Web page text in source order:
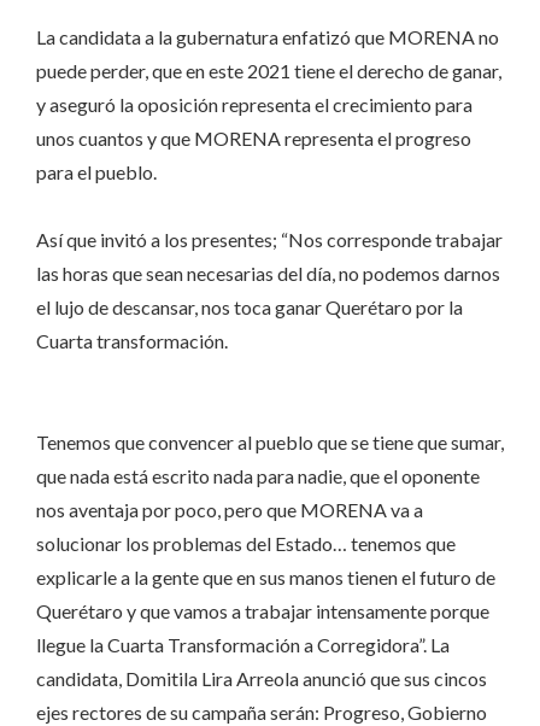
La candidata a la gubernatura enfatizó que MORENA no
puede perder, que en este 2021 tiene el derecho de ganar,
y aseguró la oposición representa el crecimiento para
unos cuantos y que MORENA representa el progreso
para el pueblo.
Así que invitó a los presentes; “Nos corresponde trabajar
las horas que sean necesarias del día, no podemos darnos
el lujo de descansar, nos toca ganar Querétaro por la
Cuarta transformación.
Tenemos que convencer al pueblo que se tiene que sumar,
que nada está escrito nada para nadie, que el oponente
nos aventaja por poco, pero que MORENA va a
solucionar los problemas del Estado… tenemos que
explicarle a la gente que en sus manos tienen el futuro de
Querétaro y que vamos a trabajar intensamente porque
llegue la Cuarta Transformación a Corregidora”. La
candidata, Domitila Lira Arreola anunció que sus cincos
ejes rectores de su campaña serán: Progreso, Gobierno